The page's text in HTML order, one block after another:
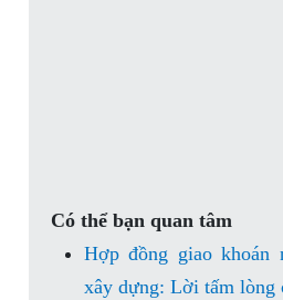
Có thể bạn quan tâm
Hợp đồng giao khoán
xây dựng: Lời tấm lòng